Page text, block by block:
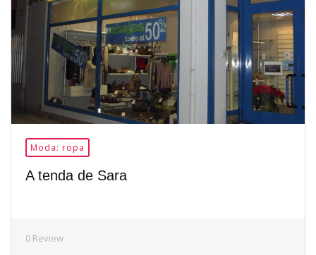
Moda: ropa
A tenda de Sara
0 Review